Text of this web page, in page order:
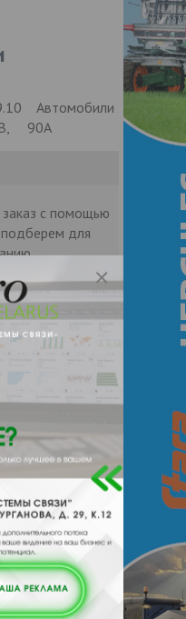
Автомобили
90А
с помощью
подберем для